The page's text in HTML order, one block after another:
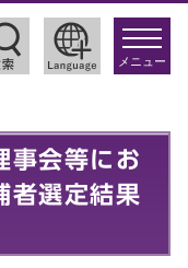
toggle
メニュー
事会等にお
者選定結果